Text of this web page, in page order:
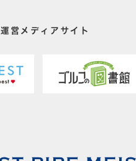
運営メディアサイト